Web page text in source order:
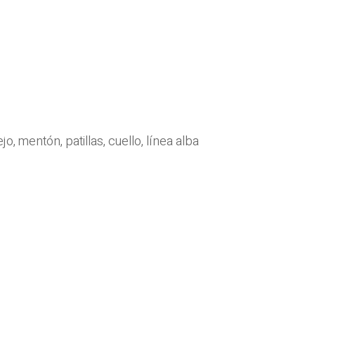
mentón, patillas, cuello, línea alba